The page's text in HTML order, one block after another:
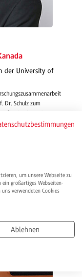
der University of
Dr. Schulz zum
für eine intensivere
um unsere Webseite zu
großartiges Webseiten-
verwendeten Cookies
Ablehnen